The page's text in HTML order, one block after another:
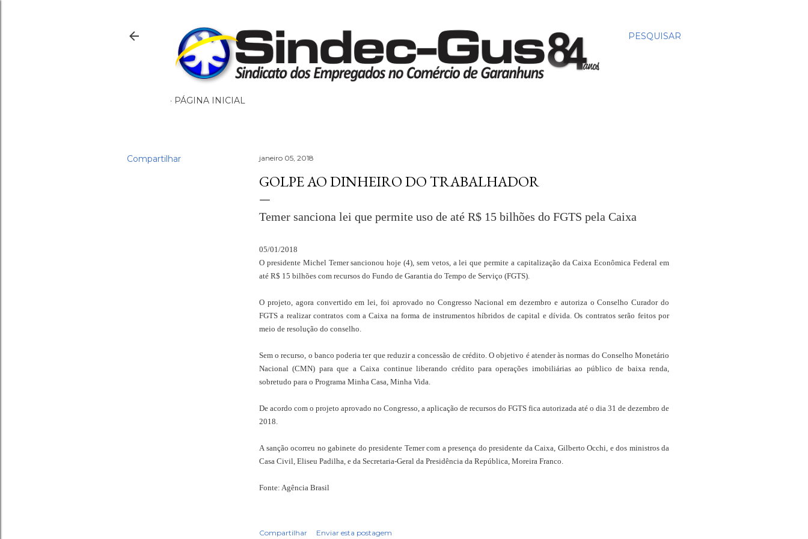
PESQUISAR
PÁGINA INICIAL
Compartilhar janeiro 05, 2018
GOLPE AO DINHEIRO DO TRABALHADOR
Temer sanciona lei que permite uso de até R$ 15 bilhões do FGTS pela Caixa
05/01/2018
O presidente Michel Temer sancionou hoje (4), sem vetos, a lei que permite a capitalização da Caixa Econômica Federal em
até R$ 15 bilhões com recursos do Fundo de Garantia do Tempo de Serviço (FGTS).
O projeto, agora convertido em lei, foi aprovado no Congresso Nacional em dezembro e autoriza o Conselho Curador do
FGTS a realizar contratos com a Caixa na forma de instrumentos híbridos de capital e dívida. Os contratos serão feitos por
meio de resolução do conselho.
Sem o recurso, o banco poderia ter que reduzir a concessão de crédito. O objetivo é atender às normas do Conselho Monetário
Nacional (CMN) para que a Caixa continue liberando crédito para operações imobiliárias ao público de baixa renda,
sobretudo para o Programa Minha Casa, Minha Vida.
De acordo com o projeto aprovado no Congresso, a aplicação de recursos do FGTS fica autorizada até o dia 31 de dezembro de
2018.
A sanção ocorreu no gabinete do presidente Temer com a presença do presidente da Caixa, Gilberto Occhi, e dos ministros da
Casa Civil, Eliseu Padilha, e da Secretaria-Geral da Presidência da República, Moreira Franco.
Fonte: Agência Brasil
Compartilhar Enviar esta postagem